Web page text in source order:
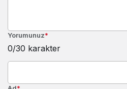
Yorumunuz*
0/30 karakter